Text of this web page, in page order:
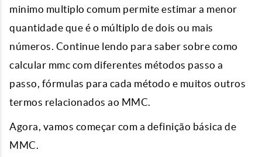
minimo multiplo comum permite estimar a menor
quantidade que é o múltiplo de dois ou mais
números. Continue lendo para saber sobre como
calcular mmc com diferentes métodos passo a
passo, fórmulas para cada método e muitos outros
termos relacionados ao MMC.
Agora, vamos começar com a definição básica de
MMC.